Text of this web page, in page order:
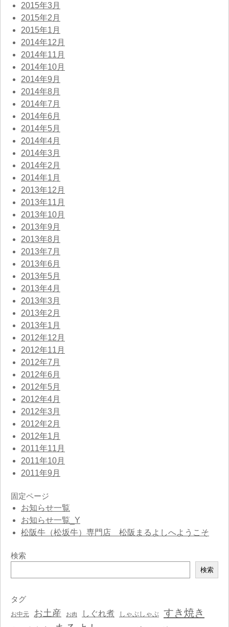
2015年3月
2015年2月
2015年1月
2014年12月
2014年11月
2014年10月
2014年9月
2014年8月
2014年7月
2014年6月
2014年5月
2014年4月
2014年3月
2014年2月
2014年1月
2013年12月
2013年11月
2013年10月
2013年9月
2013年8月
2013年7月
2013年6月
2013年5月
2013年4月
2013年3月
2013年2月
2013年1月
2012年12月
2012年11月
2012年7月
2012年6月
2012年5月
2012年4月
2012年3月
2012年2月
2012年1月
2011年11月
2011年10月
2011年9月
固定ページ
お知らせ一覧
お知らせ一覧_Y
松阪牛（松坂牛）専門店 松阪まるよしへようこそ
検索
索
検索
タグ
お中元 お土産 お肉 しぐれ煮 しゃぶしゃぶ すき焼き